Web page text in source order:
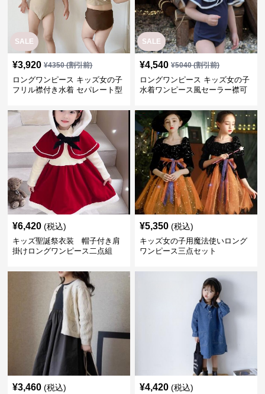
SALE
¥3,920 ¥4350(割引前)
ロングワンピース キッズ女の子
フリル襟付き水着 セパレート型
SALE
¥4,540 ¥5040(割引前)
ロングワンピース キッズ女の子
水着ワンピース風セーラー襟可
¥6,420 (税込)
キッズ聖誕祭衣装 帽子付き肩
掛けロングワンピース二点組
¥5,350 (税込)
キッズ女の子用魔法使いロング
ワンピース三点セット
¥3,460 (税込) ¥4,420 (税込)